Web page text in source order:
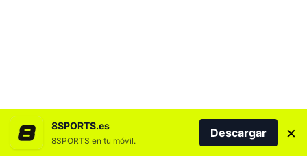
8SPORTS.es
8SPORTS en tu móvil.
Descargar ×